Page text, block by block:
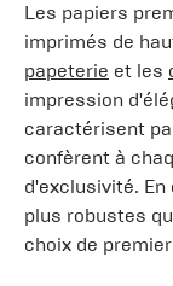
Les papiers
imprimés de
papeterie et les
impression
caractérisent
confèrent à
d'exclusivité.
plus robustes
choix de